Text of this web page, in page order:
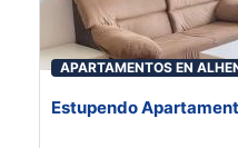
APARTAMENTOS EN
Estupendo